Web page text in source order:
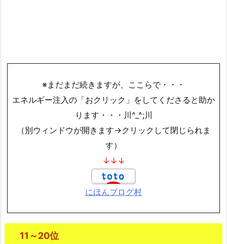
※まだまだ続きますが、ここらで・・・
エネルギー注入の「おクリック」をしてくださると助か
ります・・・川^_^;川
（別ウィンドウが開きます→クリックして閉じられま
す）
↓↓↓
にほんブログ村
11～20位